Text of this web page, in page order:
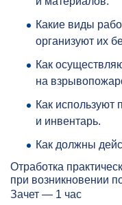
Какие виды
организуют их
Как
на
Как используют
и инвентарь.
Как должны
Отработка
при возникновении
Зачет — 1 час